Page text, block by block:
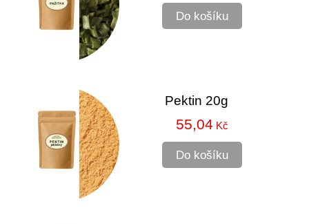
Do košíku
Pektin 20g
55,04 Kč
Do košíku